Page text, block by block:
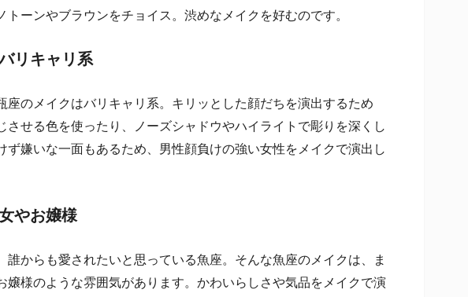
トーンやブラウンをチョイス。渋めなメイクを好むのです。
リキャリ系
のメイクはバリキャリ系。キリッとした顔だちを演出するため
させる色を使ったり、ノーズシャドウやハイライトで彫りを深くし
ず嫌いな一面もあるため、男性顔負けの強い女性をメイクで演出し
やお嬢様
からも愛されたいと思っている魚座。そんな魚座のメイクは、ま
嬢様のような雰囲気があります。かわいらしさや気品をメイクで演